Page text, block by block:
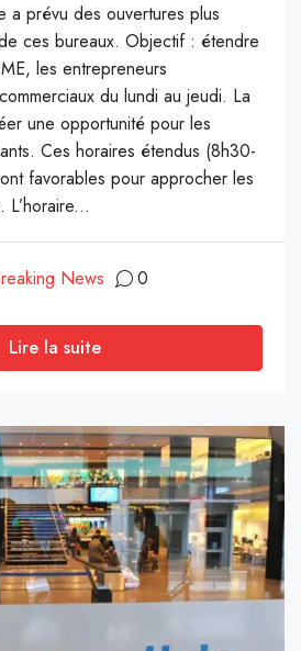
a prévu des ouvertures plus
ces bureaux. Objectif : étendre
les entrepreneurs
du lundi au jeudi. La
une opportunité pour les
Ces horaires étendus (8h30-
favorables pour approcher les
News 0
Lire la suite